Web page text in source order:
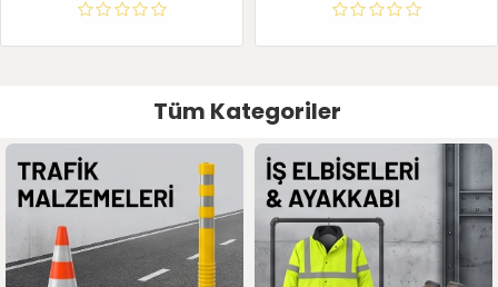
Tüm Kategoriler